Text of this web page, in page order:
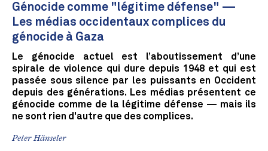
Génocide comme "légitime défense" —
Les médias occidentaux complices du
génocide à Gaza
Le génocide actuel est l’aboutissement d’une
spirale de violence qui dure depuis 1948 et qui est
passée sous silence par les puissants en Occident
depuis des générations. Les médias présentent ce
génocide comme de la légitime défense — mais ils
ne sont rien d'autre que des complices.
Peter Hänseler